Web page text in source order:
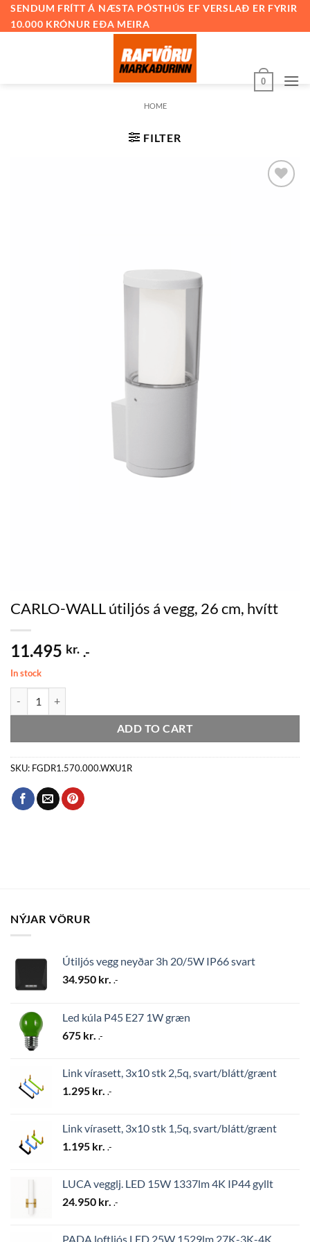
SkipSENDUM FRÍTT Á NÆSTA PÓSTHÚS EF VERSLAÐ ER FYRIR
10.000 KRÓNUR EÐA MEIRA
0
HOME
FILTER
CARLO-WALL útiljós á vegg, 26 cm, hvítt
11.495 kr. .-
In stock
ADD TO CART
SKU: FGDR1.570.000.WXU1R
NÝJAR VÖRUR
Útiljós vegg neyðar 3h 20/5W IP66 svart
34.950 kr. .-
Led kúla P45 E27 1W græn
675 kr. .-
Link vírasett, 3x10 stk 2,5q, svart/blátt/grænt
1.295 kr. .-
Link vírasett, 3x10 stk 1,5q, svart/blátt/grænt
1.195 kr. .-
LUCA vegglj. LED 15W 1337lm 4K IP44 gyllt
24.950 kr. .-
PADA loftljós LED 25W 1529lm 27K-3K-4K